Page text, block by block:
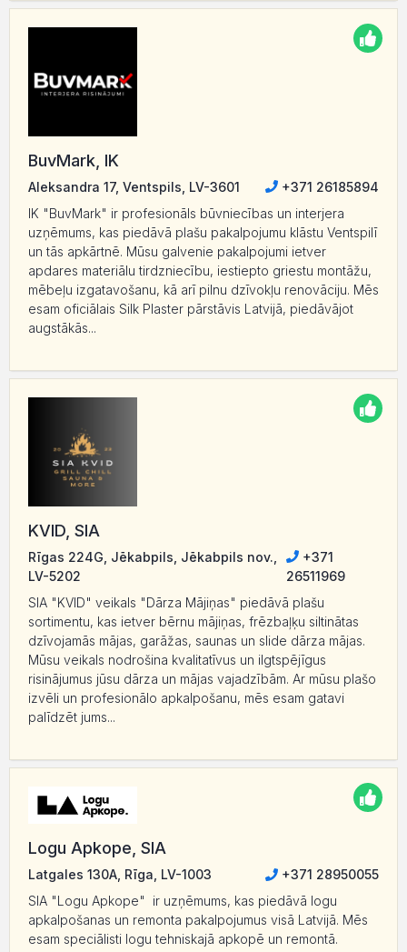
BuvMark, IK
Aleksandra 17, Ventspils, LV-3601
+371 26185894
IK "BuvMark" ir profesionāls būvniecības un interjera
uzņēmums, kas piedāvā plašu pakalpojumu klāstu Ventspilī
un tās apkārtnē. Mūsu galvenie pakalpojumi ietver
apdares materiālu tirdzniecību, iestiepto griestu montāžu,
mēbeļu izgatavošanu, kā arī pilnu dzīvokļu renovāciju. Mēs
esam oficiālais Silk Plaster pārstāvis Latvijā, piedāvājot
augstākās...
KVID, SIA
Rīgas 224G, Jēkabpils, Jēkabpils nov.,
LV-5202
+371
26511969
SIA "KVID" veikals "Dārza Mājiņas" piedāvā plašu
sortimentu, kas ietver bērnu mājiņas, frēzbaļķu siltinātas
dzīvojamās mājas, garāžas, saunas un slide dārza mājas.
Mūsu veikals nodrošina kvalitatīvus un ilgtspējīgus
risinājumus jūsu dārza un mājas vajadzībām. Ar mūsu plašo
izvēli un profesionālo apkalpošanu, mēs esam gatavi
palīdzēt jums...
Logu Apkope, SIA
Latgales 130A, Rīga, LV-1003
+371 28950055
SIA "Logu Apkope" ir uzņēmums, kas piedāvā logu
apkalpošanas un remonta pakalpojumus visā Latvijā. Mēs
esam speciālisti logu tehniskajā apkopē un remontā.